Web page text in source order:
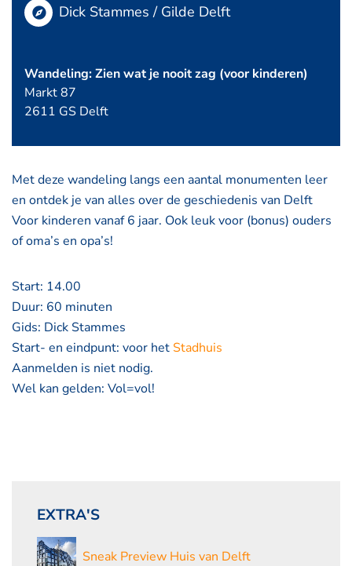
Dick Stammes / Gilde Delft
Wandeling: Zien wat je nooit zag (voor kinderen)
Markt 87
2611 GS Delft
Met deze wandeling langs een aantal monumenten leer
en ontdek je van alles over de geschiedenis van Delft
Voor kinderen vanaf 6 jaar. Ook leuk voor (bonus) ouders
of oma’s en opa’s!
Start: 14.00
Duur: 60 minuten
Gids: Dick Stammes
Start- en eindpunt: voor het Stadhuis
Aanmelden is niet nodig.
Wel kan gelden: Vol=vol!
EXTRA'S
Sneak Preview Huis van Delft